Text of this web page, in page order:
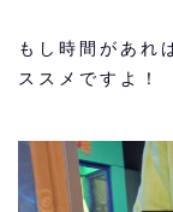
もし時間があれ
ススメですよ！